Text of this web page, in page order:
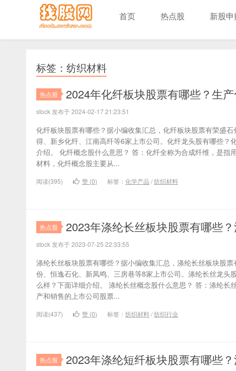
首页 热点股 新股
标签：纺织材料
热点股 2024年化纤板块股票有哪些？生
stock 发布于 2024-02-17 21:23:51
化纤板块股票有哪些？据小编收集汇总，化纤板块股票有荣盛
得、新乡化纤、江南高纤等6家上市公司。化纤龙头股有哪些？
介绍。 化纤概念股什么意思？ 答：化纤全称为合成纤维，是指
材料，化纤概念股主要从...
阅读(395) 赞 (0) 标签： 化学产品 /纺织材料
热点股 2023年涤纶长丝板块股票有哪些
stock 发布于 2023-07-25 22:33:55
涤纶长丝板块股票有哪些？据小编收集汇总，涤纶长丝板块股
份、恒逸石化、新凤鸣、三房巷等8家上市公司。涤纶长丝龙头
么样？下面详细介绍。 涤纶长丝概念股什么意思？ 答：涤纶长
产和销售的上市公司股票...
阅读(437) 赞 (0) 标签： 纺织材料 /纺织行业
热点股 2023年涤纶短纤板块股票有哪些